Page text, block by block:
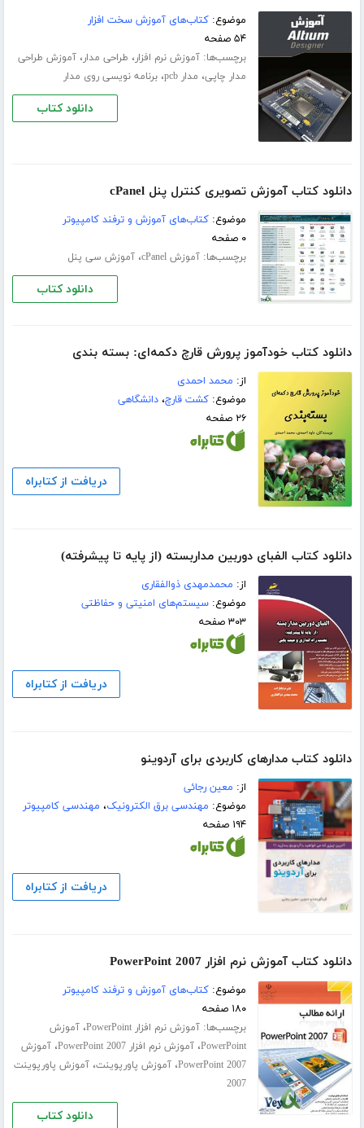
موضوع:کتاب‌های آموزش سخت افزار
۵۴ صفحه
برچسب‌ها:آموزش نرم افزار، طراحی مدار،آموزش طراحی
مدار چاپی، مدار pcb ،برنامه نویسی روی مدار
دانلود کتاب
دانلود کتاب آموزش تصویری کنترل پنل cPanel
موضوع:کتاب‌های آموزش و ترفند کامپیوتر
۰ صفحه
برچسب‌ها:آموزش cPanel ،آموزش سی پنل
دانلود کتاب
دانلود کتاب خودآموز پرورش قارچ دکمه‌ای: بسته بندی
از: محمد احمدی
موضوع:کشت قارچ،دانشگاهی
۲۶ صفحه
دریافت از کتابراه
دانلود کتاب الفبای دوربین مداربسته (از پایه تا پیشرفته)
از: محمدمهدی ذوالفقاری
موضوع:سیستم‌های امنیتی و حفاظتی
۳۰۳ صفحه
دریافت از کتابراه
دانلود کتاب مدارهای کاربردی برای آردوینو
از: معین رجائی
موضوع: مهندسی برق الکترونیک، مهندسی کامپیوتر
۱۹۴ صفحه
دریافت از کتابراه
دانلود کتاب آموزش نرم افزار PowerPoint 2007
موضوع:کتاب‌های آموزش و ترفند کامپیوتر
۱۸۰ صفحه
برچسب‌ها:آموزش نرم افزار PowerPoint ،آموزش
PowerPoint،آموزش نرم افزار PowerPoint 2007 ،آموزش
PowerPoint 2007،آموزش پاورپوینت،آموزش پاورپوینت
2007
دانلود کتاب